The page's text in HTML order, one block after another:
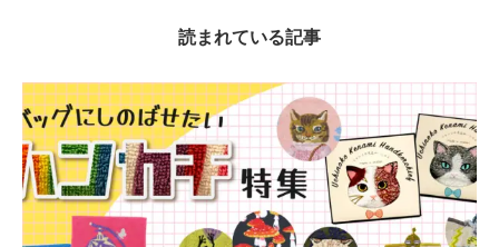
読まれている記事